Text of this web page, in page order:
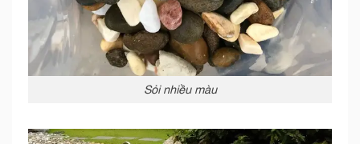
Sỏi nhiều màu